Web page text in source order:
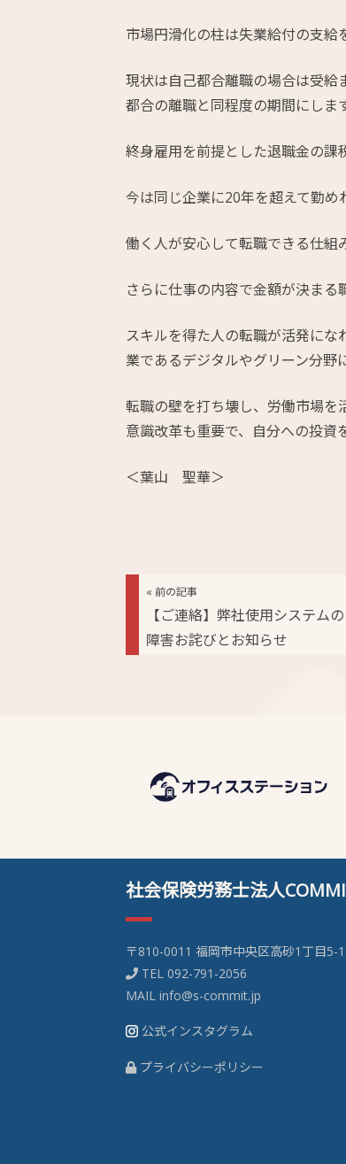
市場円滑化の柱は失業給付の支給
現状は自己都合離職の場合は受
都合の離職と同程度の期間にします
終身雇用を前提とした退職金の課
今は同じ企業に20年を超えて勤め
働く人が安心して転職できる仕組
さらに仕事の内容で金額が決まる
スキルを得た人の転職が活発に
業であるデジタルやグリーン分野
転職の壁を打ち壊し、労働市場
意識改革も重要で、自分への投資
＜葉山 聖華＞
« 前の記事
【ご連絡】弊社使用システム
障害お詫びとお知らせ
社会保険労務士法人
〒810-0011 福岡市中央区高砂1丁目5-
TEL 092-791-2056
MAIL info@s-commit.jp
公式インスタグラム
プライバシーポリシー